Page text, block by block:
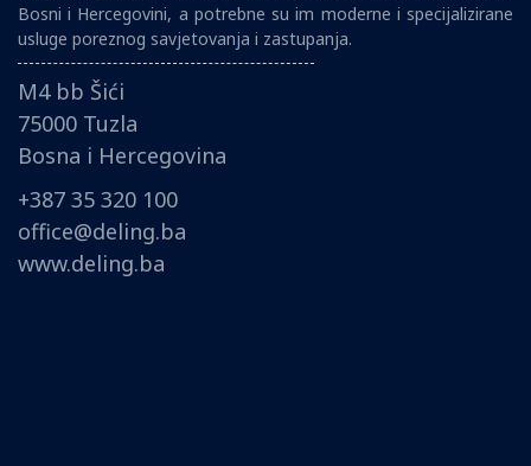
Bosni i Hercegovini, a potrebne su im moderne i specijalizirane
usluge poreznog savjetovanja i zastupanja.
M4 bb Šići
75000 Tuzla
Bosna i Hercegovina
+387 35 320 100
office@deling.ba
www.deling.ba